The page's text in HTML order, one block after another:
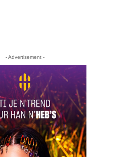
- Advertisement -